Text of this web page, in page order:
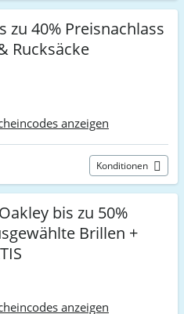
zu 40% Preisnachlass
Rucksäcke
anzeigen
Konditionen
bis zu 50%
Brillen +
anzeigen